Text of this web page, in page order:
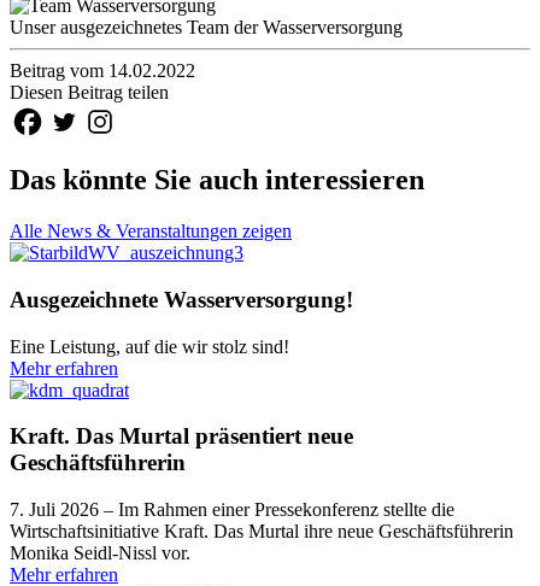
Unser ausgezeichnetes Team der Wasserversorgung
Beitrag vom 14.02.2022
Diesen Beitrag teilen
Das könnte Sie auch interessieren
Alle News & Veranstaltungen zeigen
Ausgezeichnete Wasserversorgung!
Eine Leistung, auf die wir stolz sind!
Mehr erfahren
Kraft. Das Murtal präsentiert neue
Geschäftsführerin
7. Juli 2026 – Im Rahmen einer Pressekonferenz stellte die
Wirtschaftsinitiative Kraft. Das Murtal ihre neue Geschäftsführerin
Monika Seidl-Nissl vor.
Mehr erfahren